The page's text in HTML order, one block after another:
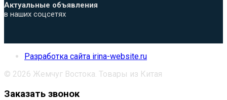
Актуальные объявления
в наших соцсетях
Разработка сайта irina-website.ru
© 2026 Жемчуг Востока. Товары из Китая
Заказать звонок